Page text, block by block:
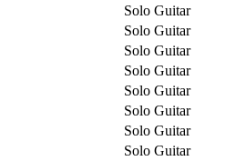
Solo Guitar
Solo Guitar
Solo Guitar
Solo Guitar
Solo Guitar
Solo Guitar
Solo Guitar
Solo Guitar